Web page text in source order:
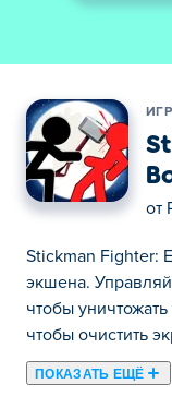
от
Stickman Fighter:
экшена.
чтобы
чтобы очистить
ПОКАЗАТЬ ЕЩЁ